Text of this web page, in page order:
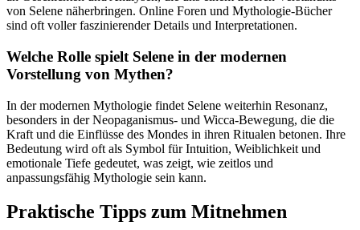
von Selene näherbringen. Online Foren und Mythologie-Bücher
sind oft voller faszinierender Details und Interpretationen.
Welche‌ Rolle spielt ⁤Selene in der modernen‌
Vorstellung von Mythen?
In der modernen Mythologie findet Selene weiterhin Resonanz,
besonders in der Neopaganismus- und Wicca-Bewegung, die die
⁣Kraft und die Einflüsse des Mondes ⁤in ihren Ritualen betonen. Ihre
‍Bedeutung wird oft als Symbol für Intuition, Weiblichkeit und
emotionale Tiefe⁤ gedeutet, was zeigt, wie zeitlos und
anpassungsfähig Mythologie sein kann.
Praktische Tipps zum Mitnehmen